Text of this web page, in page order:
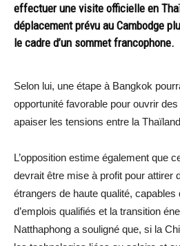
effectuer une visite officielle en
déplacement prévu au Cambodge
le cadre d’un sommet francophone.
Selon lui, une étape à Bangkok
opportunité favorable pour ouvrir
apaiser les tensions entre la
L’opposition estime également que
devrait être mise à profit pour attirer
étrangers de haute qualité,
d’emplois qualifiés et la transition
Natthaphong a souligné que, si la